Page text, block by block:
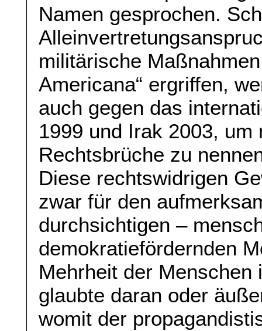
Namen gesprochen.
militärische
Americana“ ergriffen,
auch gegen das
1999 und Irak 2003,
Rechtsbrüche zu
Diese rechtswidrigen
zwar für den
durchsichtigen –
demokratiefördernden
Mehrheit der
glaubte daran oder
womit der